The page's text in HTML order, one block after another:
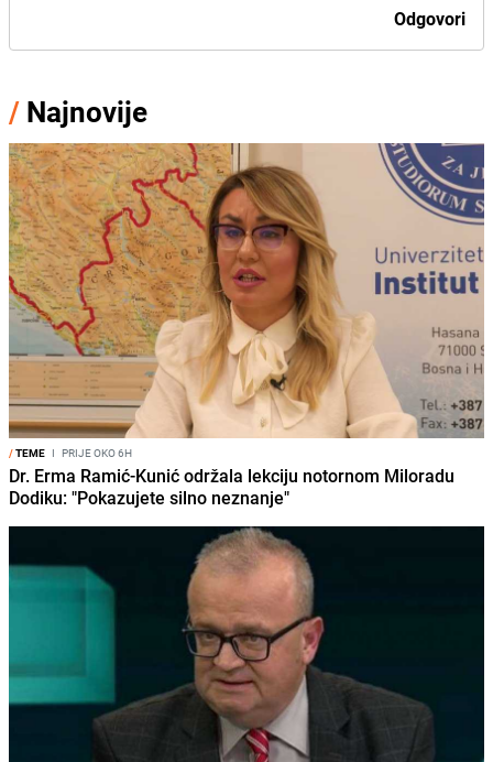
Odgovori
/ Najnovije
/TEME I PRIJE OKO 6H
Dr. Erma Ramić-Kunić održala lekciju notornom Miloradu
Dodiku: "Pokazujete silno neznanje"